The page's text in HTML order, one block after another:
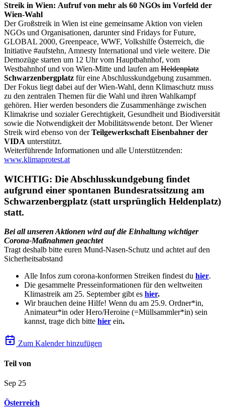
Streik in Wien: Aufruf von mehr als 60 NGOs im Vorfeld der
Wien-Wahl
Der Großstreik in Wien ist eine gemeinsame Aktion von vielen
NGOs und Organisationen, darunter sind Fridays for Future,
GLOBAL 2000, Greenpeace, WWF, Volkshilfe Österreich, die
Initiative #aufstehn, Amnesty International und viele weitere. Die
Demozüge starten um 12 Uhr vom Hauptbahnhof, vom
Westbahnhof und von Wien-Mitte und laufen am Heldenplatz
Schwarzenbergplatz für eine Abschlusskundgebung zusammen.
Der Fokus liegt dabei auf der Wien-Wahl, denn Klimaschutz muss
zu den zentralen Themen für die Wahl und ihren Wahlkampf
gehören. Hier werden besonders die Zusammenhänge zwischen
Klimakrise und sozialer Gerechtigkeit, Gesundheit und Biodiversität
sowie die Notwendigkeit der Mobilitätswende betont. Der Wiener
Streik wird ebenso von derTeilgewerkschaft Eisenbahner der
VIDA unterstützt.
Weiterführende Informationen und alle Unterstützenden:
www.klimaprotest.at
WICHTIG: Die Abschlusskundgebung findet
aufgrund einer spontanen Bundesratssitzung am
Schwarzenbergplatz (statt ursprünglich Heldenplatz)
statt.
Bei all unseren Aktionen wird auf die Einhaltung wichtiger
Corona-Maßnahmen geachtet
Tragt deshalb bitte euren Mund-Nasen-Schutz und achtet auf den
Sicherheitsabstand
Alle Infos zum corona-konformen Streiken findest du hier.
Die gesammelte Presseinformationen für den weltweiten
Klimastreik am 25. September gibt es hier.
Wir brauchen deine Hilfe! Wenn du am 25.9. Ordner*in,
Animateur*in oder Hero/Heroine (=Müllsammler*in) sein
kannst, trage dich bitte hier ein.
Zum Kalender hinzufügen
Teil von
Sep 25
Österreich